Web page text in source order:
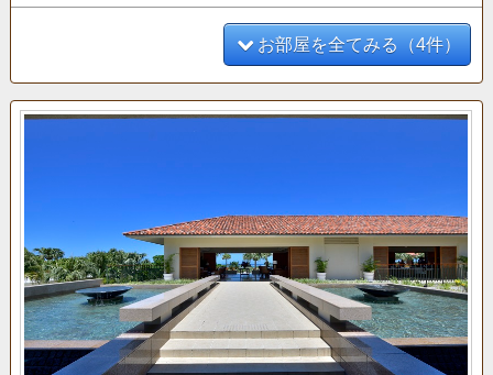
お部屋を全てみる（4件）